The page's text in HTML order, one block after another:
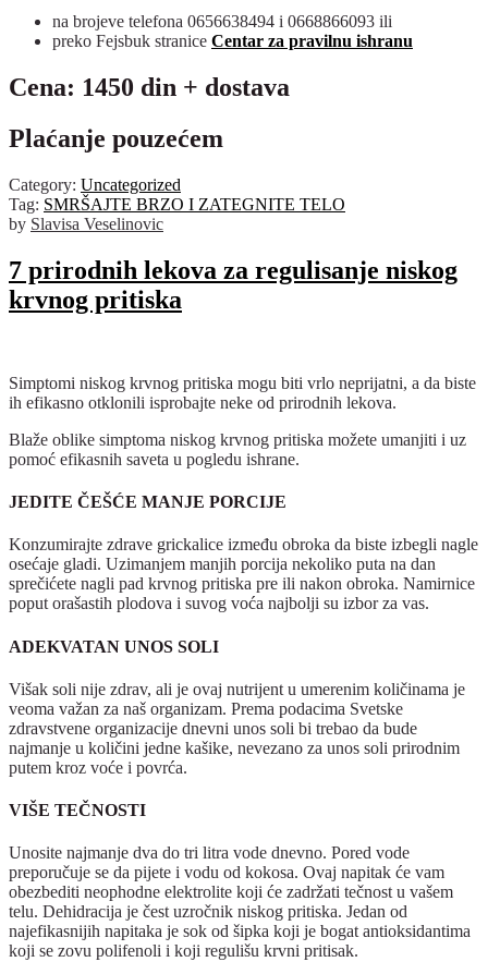
na brojeve telefona 0656638494 i 0668866093 ili
preko Fejsbuk stranice Centar za pravilnu ishranu
Cena: 1450 din + dostava
Plaćanje pouzećem
Category: Uncategorized
Tag: SMRŠAJTE BRZO I ZATEGNITE TELO
by Slavisa Veselinovic
7 prirodnih lekova za regulisanje niskog
krvnog pritiska
Simptomi niskog krvnog pritiska mogu biti vrlo neprijatni, a da biste
ih efikasno otklonili isprobajte neke od prirodnih lekova.
Blaže oblike simptoma niskog krvnog pritiska možete umanjiti i uz
pomoć efikasnih saveta u pogledu ishrane.
JEDITE ČEŠĆE MANJE PORCIJE
Konzumirajte zdrave grickalice između obroka da biste izbegli nagle
osećaje gladi. Uzimanjem manjih porcija nekoliko puta na dan
sprečićete nagli pad krvnog pritiska pre ili nakon obroka. Namirnice
poput orašastih plodova i suvog voća najbolji su izbor za vas.
ADEKVATAN UNOS SOLI
Višak soli nije zdrav, ali je ovaj nutrijent u umerenim količinama je
veoma važan za naš organizam. Prema podacima Svetske
zdravstvene organizacije dnevni unos soli bi trebao da bude
najmanje u količini jedne kašike, nevezano za unos soli prirodnim
putem kroz voće i povrća.
VIŠE TEČNOSTI
Unosite najmanje dva do tri litra vode dnevno. Pored vode
preporučuje se da pijete i vodu od kokosa. Ovaj napitak će vam
obezbediti neophodne elektrolite koji će zadržati tečnost u vašem
telu. Dehidracija je čest uzročnik niskog pritiska. Jedan od
najefikasnijih napitaka je sok od šipka koji je bogat antioksidantima
koji se zovu polifenoli i koji regulišu krvni pritisak.